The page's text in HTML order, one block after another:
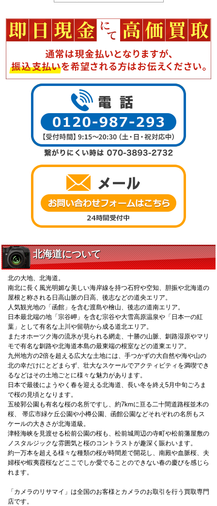
北海道について
北の大地、北海道。
南北に長く風光明媚な美しい海岸線を持つ石狩や空知、胆振や北海道の
屋根と称される日高山脈の日高、後志などの道央エリア。
人気観光地の「函館」を含む渡島や檜山、後志の道南エリア。
日本最北端の地「宗谷岬」を含む宗谷や大雪高原温泉や「日本一の紅
葉」として有名な上川や留萌から成る道北エリア。
またオホーツク海の流氷が見られる網走、十勝の山脈、釧路湿原やマリ
モで有名な釧路や北海道本島の最東端の根室などの道東エリア。
九州地方の2倍を超える広大な土地には、手つかずの大自然や海や山の
北の幸だけにとどまらず、壮大なスケールでアクティビティを満喫でき
るなどはその土地ごとに様々な魅力があります。
日本で最後にようやく春を迎える北海道、長い冬を終え5月中旬ごろま
で桜の見頃となります。
五稜郭公園も有名な桜の名所ですし、約7kmに亘る二十間道路桜並木の
桜、 帯広市緑ケ丘公園や小樽公園、函館公園などそれぞれの名所もス
ケールの大きさが北海道級。
津軽海峡を見渡せる松前公園の桜も、松前城周辺の寺町や松前藩屋敷の
ノスタルジックな雰囲気と桜のコントラストが趣深く賑わいます。
約一万本を超える様々な種類の桜が時間差で開花し、南殿や血脈桜、夫
婦桜や蝦夷霞桜などここでしか愛でることのできない春の慶びを感じら
れます。
「カメラのリサマイ」は全国のお客様とカメラのお取引を行う買取専門
店です。